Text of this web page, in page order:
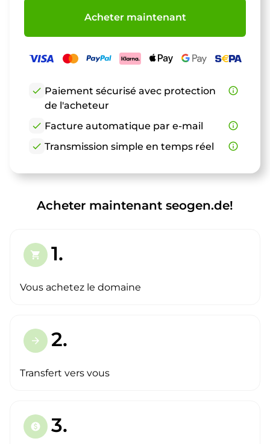
Acheter maintenant
check Paiement sécurisé avec protection
de l'acheteur
info_outline
check Facture automatique par e-mail
info_outline
check Transmission simple en temps réel info_outline
Acheter maintenant seogen.de!
shopping_cart 1.
Vous achetez le domaine
arrow_forward 2.
Transfert vers vous
paid 3.